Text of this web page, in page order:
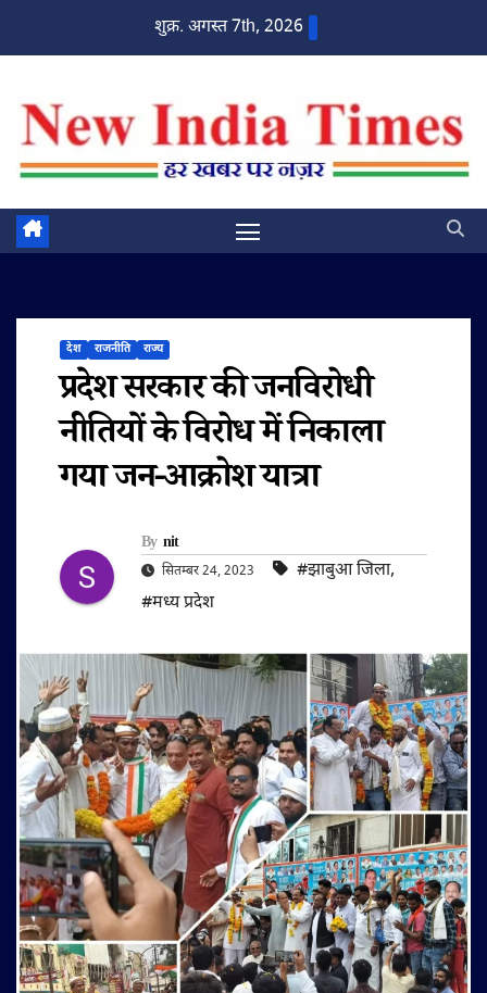
शुक्र. अगस्त 7th, 2026
देश राजनीति राज्य
प्रदेश सरकार की जनविरोधी
नीतियों के विरोध में निकाला
गया जन-आक्रोश यात्रा
By nit
सितम्बर 24, 2023 #झाबुआ जिला,
#मध्य प्रदेश